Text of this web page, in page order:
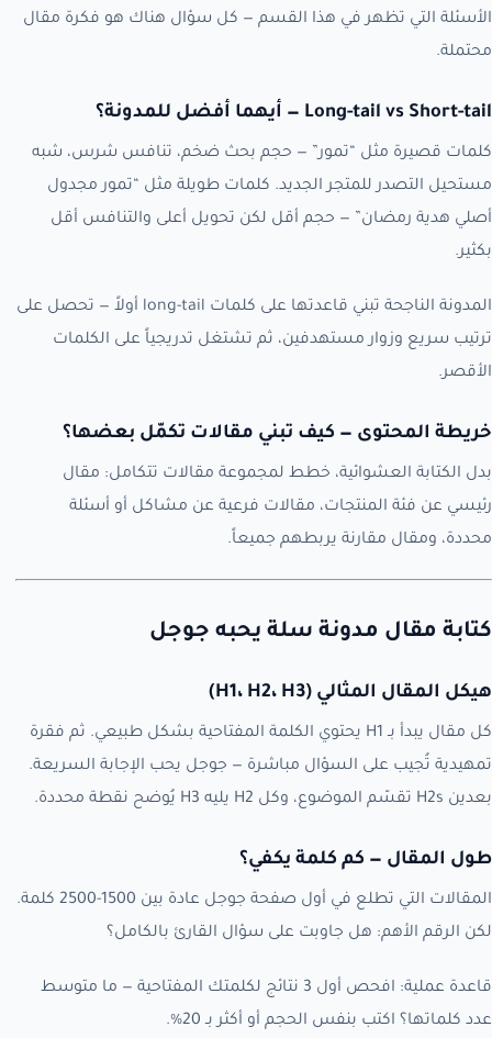
الأسئلة التي تظهر في هذا القسم — كل سؤال هناك هو فكرة مقال
محتملة.
Long-tail vs Short-tail — أيهما أفضل للمدونة؟
كلمات قصيرة مثل “تمور” — حجم بحث ضخم، تنافس شرس، شبه
مستحيل التصدر للمتجر الجديد. كلمات طويلة مثل “تمور مجدول
أصلي هدية رمضان” — حجم أقل لكن تحويل أعلى والتنافس أقل
بكثير.
المدونة الناجحة تبني قاعدتها على كلمات long-tail أولاً — تحصل على
ترتيب سريع وزوار مستهدفين، ثم تشتغل تدريجياً على الكلمات
الأقصر.
خريطة المحتوى — كيف تبني مقالات تكمّل بعضها؟
بدل الكتابة العشوائية، خطط لمجموعة مقالات تتكامل: مقال
رئيسي عن فئة المنتجات، مقالات فرعية عن مشاكل أو أسئلة
محددة، ومقال مقارنة يربطهم جميعاً.
كتابة مقال مدونة سلة يحبه جوجل
هيكل المقال المثالي (H1، H2، H3)
كل مقال يبدأ بـ H1 يحتوي الكلمة المفتاحية بشكل طبيعي. ثم فقرة
تمهيدية تُجيب على السؤال مباشرة — جوجل يحب الإجابة السريعة.
بعدين H2s تقسّم الموضوع، وكل H2 يليه H3 يُوضح نقطة محددة.
طول المقال — كم كلمة يكفي؟
المقالات التي تطلع في أول صفحة جوجل عادة بين 1500-2500 كلمة.
لكن الرقم الأهم: هل جاوبت على سؤال القارئ بالكامل؟
قاعدة عملية: افحص أول 3 نتائج لكلمتك المفتاحية — ما متوسط
عدد كلماتها؟ اكتب بنفس الحجم أو أكثر بـ 20%.